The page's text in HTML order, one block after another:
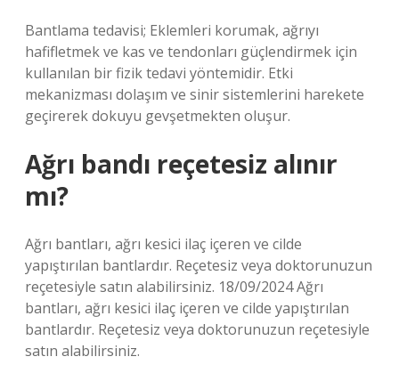
Bantlama tedavisi; Eklemleri korumak, ağrıyı
hafifletmek ve kas ve tendonları güçlendirmek için
kullanılan bir fizik tedavi yöntemidir. Etki
mekanizması dolaşım ve sinir sistemlerini harekete
geçirerek dokuyu gevşetmekten oluşur.
Ağrı bandı reçetesiz alınır
mı?
Ağrı bantları, ağrı kesici ilaç içeren ve cilde
yapıştırılan bantlardır. Reçetesiz veya doktorunuzun
reçetesiyle satın alabilirsiniz. 18/09/2024 Ağrı
bantları, ağrı kesici ilaç içeren ve cilde yapıştırılan
bantlardır. Reçetesiz veya doktorunuzun reçetesiyle
satın alabilirsiniz.